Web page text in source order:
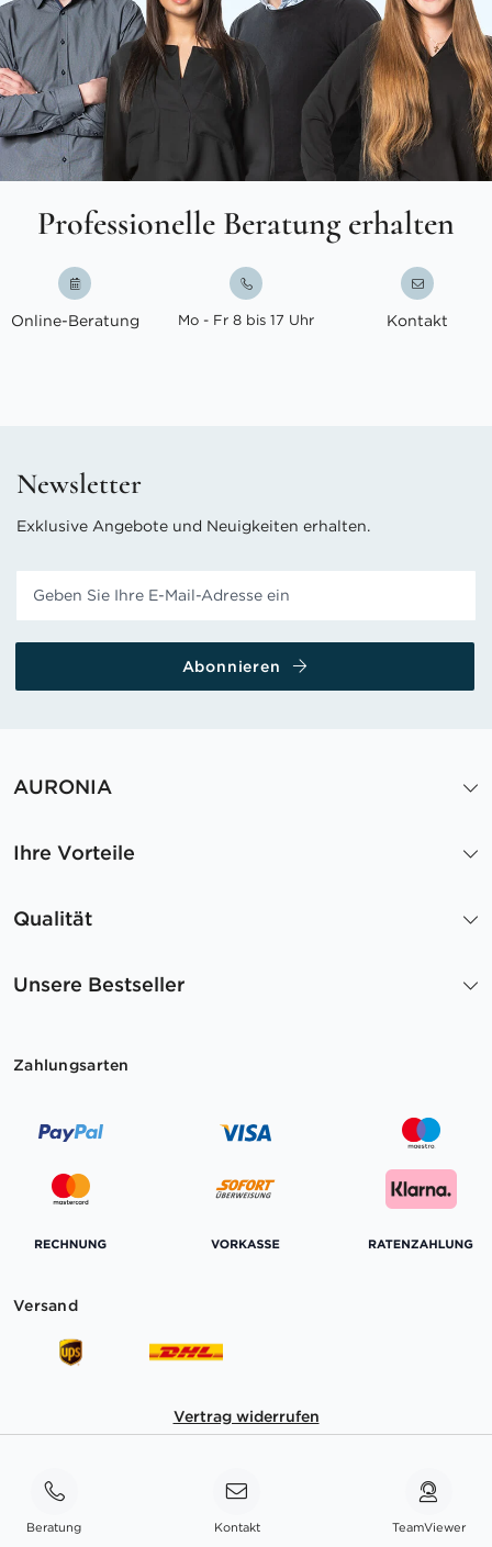
Professionelle Beratung erhalten
Online-Beratung Mo - Fr 8 bis 17 Uhr Kontakt
Newsletter
Exklusive Angebote und Neuigkeiten erhalten.
Abonnieren
AURONIA
Ihre Vorteile
Qualität
Unsere Bestseller
Zahlungsarten
Versand
Vertrag widerrufen
Beratung Kontakt TeamViewer